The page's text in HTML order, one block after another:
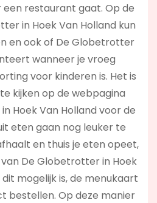
restaurant gaat. Op de
in Hoek Van Holland kun
en ook of De Globetrotter
wanneer je vroeg
voor kinderen is. Het is
kijken op de webpagina
Hoek Van Holland voor de
eten gaan nog leuker te
en thuis je eten opeet,
De Globetrotter in Hoek
mogelijk is, de menukaart
bestellen. Op deze manier